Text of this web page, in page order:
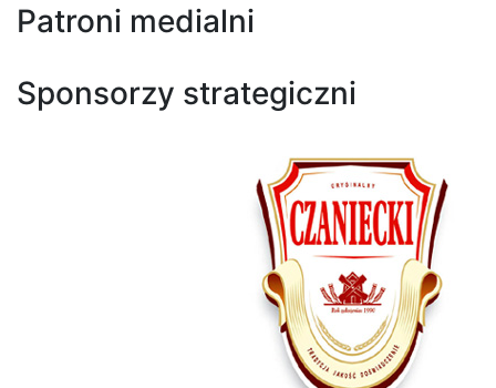
Patroni medialni
Sponsorzy strategiczni